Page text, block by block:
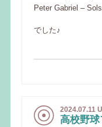
Peter Gabriel –
でした♪
2024.07.11
高校野